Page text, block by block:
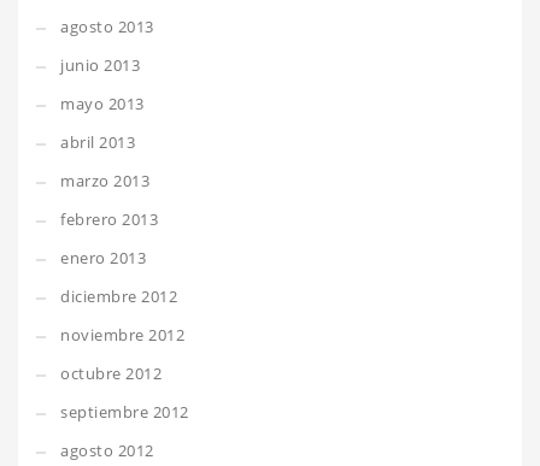
agosto 2013
junio 2013
mayo 2013
abril 2013
marzo 2013
febrero 2013
enero 2013
diciembre 2012
noviembre 2012
octubre 2012
septiembre 2012
agosto 2012